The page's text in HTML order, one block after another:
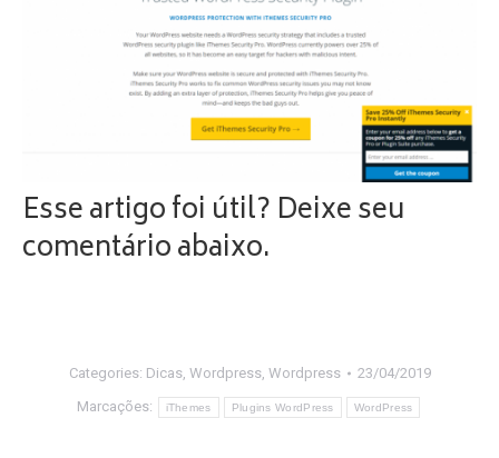
Esse artigo foi útil? Deixe seu
comentário abaixo.
Categories: Dicas, Wordpress, Wordpress 23/04/2019
Marcações: iThemes Plugins WordPress WordPress